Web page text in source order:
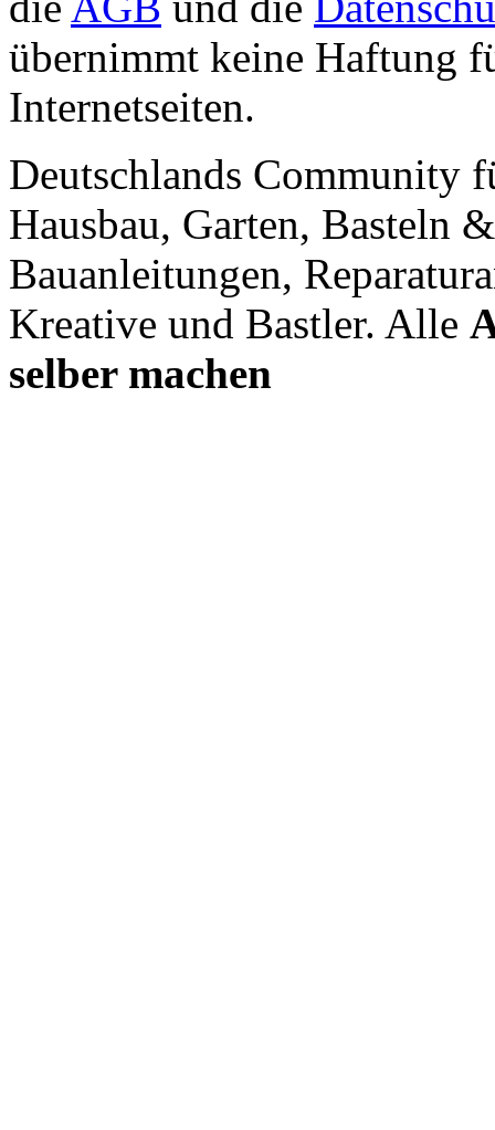
übernimmt keine Haftung
Internetseiten.
Deutschlands Community
Hausbau, Garten, Basteln
Bauanleitungen,
Kreative und Bastler. Alle
selber machen